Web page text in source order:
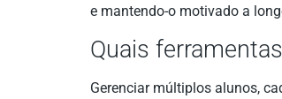
e mantendo-o motivado a
Quais
Gerenciar múltiplos alunos,